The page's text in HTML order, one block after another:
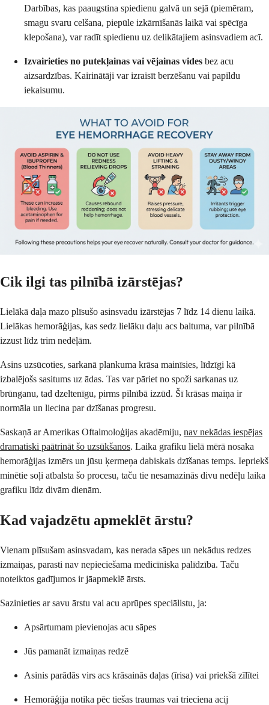
Darbības, kas paaugstina spiedienu galvā un sejā (piemēram,
smagu svaru celšana, piepūle izkārnīšanās laikā vai spēcīga
klepošana), var radīt spiedienu uz delikātajiem asinsvadiem acī.
Izvairieties no putekļainas vai vējainas vides bez acu
aizsardzības. Kairinātāji var izraisīt berzēšanu vai papildu
iekaisumu.
Cik ilgi tas pilnībā izārstējas?
Lielākā daļa mazo plīsušo asinsvadu izārstējas 7 līdz 14 dienu laikā.
Lielākas hemorāģijas, kas sedz lielāku daļu acs baltuma, var pilnībā
izzust līdz trim nedēļām.
Asins uzsūcoties, sarkanā plankuma krāsa mainīsies, līdzīgi kā
izbalējošs sasitums uz ādas. Tas var pāriet no spoži sarkanas uz
brūnganu, tad dzeltenīgu, pirms pilnībā izzūd. Šī krāsas maiņa ir
normāla un liecina par dzīšanas progresu.
Saskaņā ar Amerikas Oftalmoloģijas akadēmiju, nav nekādas iespējas
dramatiski paātrināt šo uzsūkšanos. Laika grafiku lielā mērā nosaka
hemorāģijas izmērs un jūsu ķermeņa dabiskais dzīšanas temps. Iepriekš
minētie soļi atbalsta šo procesu, taču tie nesamazinās divu nedēļu laika
grafiku līdz divām dienām.
Kad vajadzētu apmeklēt ārstu?
Vienam plīsušam asinsvadam, kas nerada sāpes un nekādus redzes
izmaiņas, parasti nav nepieciešama medicīniska palīdzība. Taču
noteiktos gadījumos ir jāapmeklē ārsts.
Sazinieties ar savu ārstu vai acu aprūpes speciālistu, ja:
Apsārtumam pievienojas acu sāpes
Jūs pamanāt izmaiņas redzē
Asinis parādās virs acs krāsainās daļas (īrisa) vai priekšā zīlītei
Hemorāģija notika pēc tiešas traumas vai trieciena acij